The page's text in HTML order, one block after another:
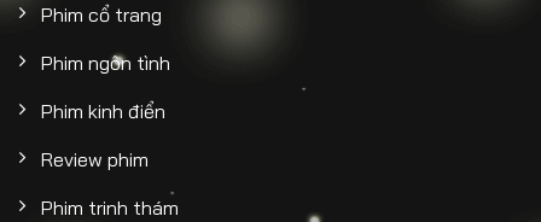
Phim cổ trang
Phim ngôn tình
Phim kinh điển
Review phim
Phim trinh thám